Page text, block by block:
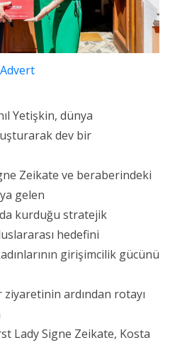
Yetişkin, dünya
dev bir
Zeikate ve beraberindeki
gelen
kurduğu stratejik
hedefini
girişimcilik gücünü
ziyaretinin ardından rotayı
Lady Signe Zeikate, Kosta